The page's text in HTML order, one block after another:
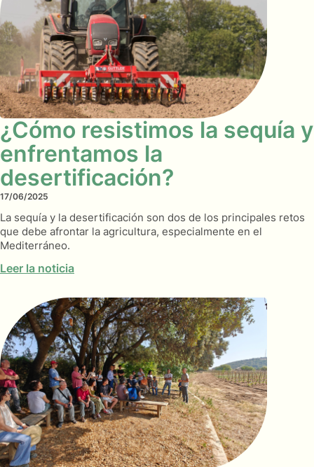
¿Cómo resistimos la sequía y
enfrentamos la
desertificación?
17/06/2025
La sequía y la desertificación son dos de los principales retos
que debe afrontar la agricultura, especialmente en el
Mediterráneo.
Leer la noticia